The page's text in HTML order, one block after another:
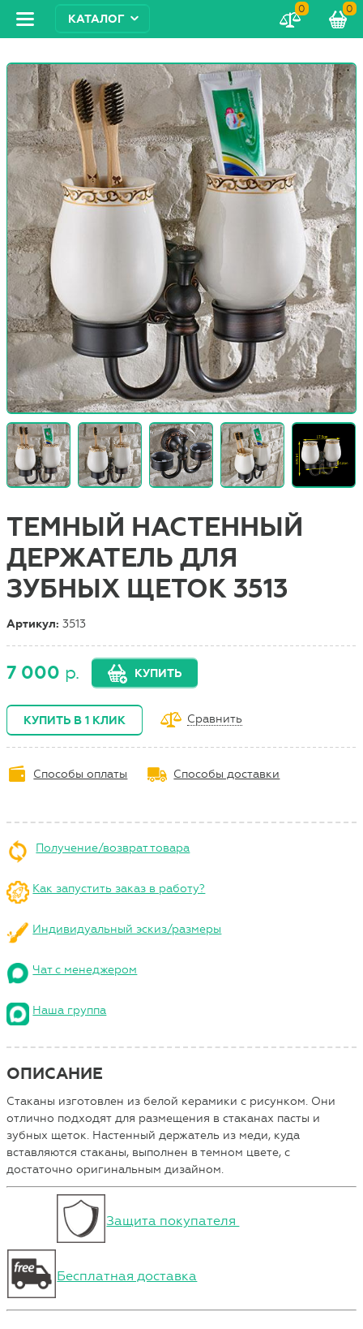
КАТАЛОГ
0 0
ТЕМНЫЙ НАСТЕННЫЙ
ДЕРЖАТЕЛЬ ДЛЯ
ЗУБНЫХ ЩЕТОК 3513
Артикул:3513
7 000 р. КУПИТЬ
КУПИТЬ В 1 КЛИК Сравнить
Способы оплаты Способы доставки
Получение/возврат товара
Как запустить заказ в работу?
Индивидуальный эскиз/размеры
Чат с менеджером
Наша группа
ОПИСАНИЕ
Стаканы изготовлен из белой керамики с рисунком. Они
отлично подходят для размещения в стаканах пасты и
зубных щеток. Настенный держатель из меди, куда
вставляются стаканы, выполнен в темном цвете, с
достаточно оригинальным дизайном.
Защита покупателя
Бесплатная доставка